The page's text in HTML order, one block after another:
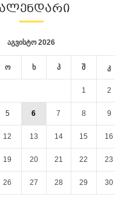
აგვისტო 2026
ო ხ პ შ კ
1 2
5 6 7 8 9
12 13 14 15 16
19 20 21 22 23
26 27 28 29 30